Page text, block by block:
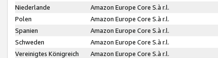
Niederlande
Amazon Europe Core S.à r.l.
Polen
Amazon Europe Core S.à r.l.
Spanien
Amazon Europe Core S.à r.l.
Schweden
Amazon Europe Core S.à r.l.
Vereinigtes Königreich
Amazon Europe Core S.à r.l.